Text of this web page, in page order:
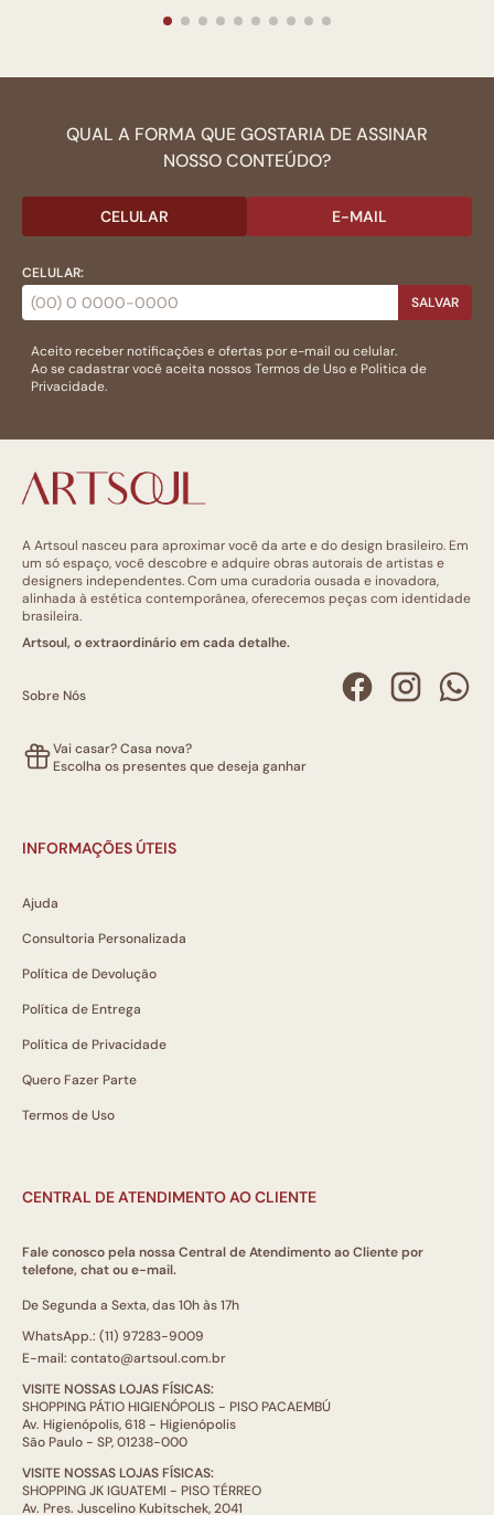
QUAL A FORMA QUE GOSTARIA DE ASSINAR
NOSSO CONTEÚDO?
CELULAR E-MAIL
CELULAR:
SALVAR
Aceito receber notificações e ofertas por e-mail ou celular.
Ao se cadastrar você aceita nossosTermos de Usoe Politica de
Privacidade.
A Artsoul nasceu para aproximar você da arte e do design brasileiro. Em
um só espaço, você descobre e adquire obras autorais de artistas e
designers independentes. Com uma curadoria ousada e inovadora,
alinhada à estética contemporânea, oferecemos peças com identidade
brasileira.
Artsoul, o extraordinário em cada detalhe.
Sobre Nós
Vai casar? Casa nova?
Escolha os presentes que deseja ganhar
INFORMAÇÕES ÚTEIS
Ajuda
Consultoria Personalizada
Política de Devolução
Política de Entrega
Política de Privacidade
Quero Fazer Parte
Termos de Uso
CENTRAL DE ATENDIMENTO AO CLIENTE
Fale conosco pela nossa Central de Atendimento ao Cliente por
telefone, chat ou e-mail.
De Segunda a Sexta, das 10h às 17h
WhatsApp.: (11) 97283-9009
E-mail: contato@artsoul.com.br
VISITE NOSSAS LOJAS FÍSICAS:
SHOPPING PÁTIO HIGIENÓPOLIS - PISO PACAEMBÚ
Av. Higienópolis, 618 - Higienópolis
São Paulo - SP, 01238-000
VISITE NOSSAS LOJAS FÍSICAS:
SHOPPING JK IGUATEMI - PISO TÉRREO
Av. Pres. Juscelino Kubitschek, 2041